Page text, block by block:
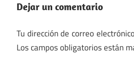
Dejar un comentario
Tu dirección de correo
Los campos obligatorios están